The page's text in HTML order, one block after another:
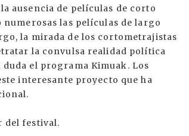
ausencia de películas de corto
las películas de largo
la mirada de los cortometrajistas
la convulsa realidad política
el programa Kimuak. Los
interesante proyecto que ha
del festival.